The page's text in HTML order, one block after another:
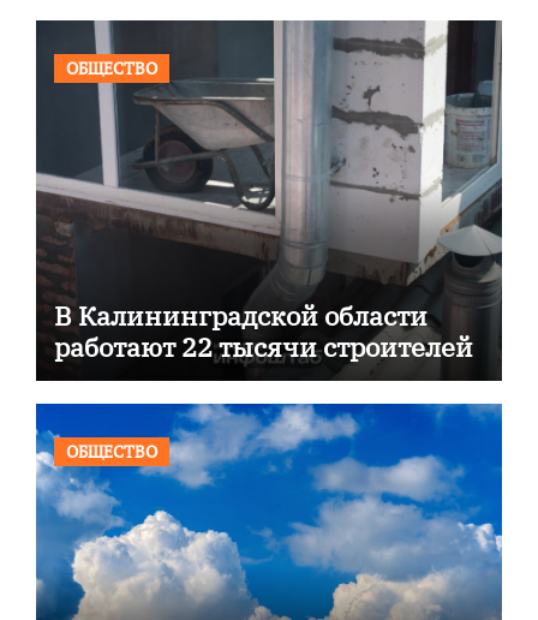
ОБЩЕСТВО
В Калининградской области
работают 22 тысячи строителей
ОБЩЕСТВО